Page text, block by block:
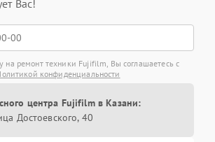
Вас!
на ремонт техники Fujifilm, Вы соглашаетесь с
конфиденциальности
центра Fujifilm в Казани:
Достоевского, 40